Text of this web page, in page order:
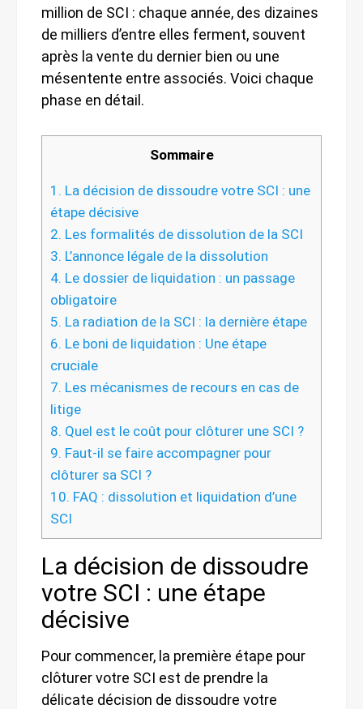
million de SCI : chaque année, des dizaines
de milliers d’entre elles ferment, souvent
après la vente du dernier bien ou une
mésentente entre associés. Voici chaque
phase en détail.
Sommaire
1. La décision de dissoudre votre SCI : une
étape décisive
2. Les formalités de dissolution de la SCI
3. L’annonce légale de la dissolution
4. Le dossier de liquidation : un passage
obligatoire
5. La radiation de la SCI : la dernière étape
6. Le boni de liquidation : Une étape
cruciale
7. Les mécanismes de recours en cas de
litige
8. Quel est le coût pour clôturer une SCI ?
9. Faut-il se faire accompagner pour
clôturer sa SCI ?
10. FAQ : dissolution et liquidation d’une
SCI
La décision de dissoudre
votre SCI : une étape
décisive
Pour commencer, la première étape pour
clôturer votre SCI est de prendre la
délicate décision de dissoudre votre